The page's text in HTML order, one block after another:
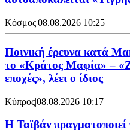
Κόσμος|08.08.2026 10:25
Ποινική έρευνα κατά
το «Κράτος Μαφία» –
εποχές», λέει ο ίδιος
Κύπρος|08.08.2026 10:17
Η Ταϊβάν πραγματοποιεί